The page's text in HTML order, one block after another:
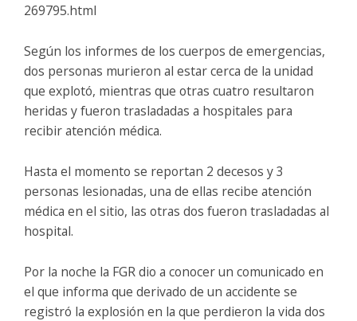
269795.html
Según los informes de los cuerpos de emergencias,
dos personas murieron al estar cerca de la unidad
que explotó, mientras que otras cuatro resultaron
heridas y fueron trasladadas a hospitales para
recibir atención médica.
Hasta el momento se reportan 2 decesos y 3
personas lesionadas, una de ellas recibe atención
médica en el sitio, las otras dos fueron trasladadas al
hospital.
Por la noche la FGR dio a conocer un comunicado en
el que informa que derivado de un accidente se
registró la explosión en la que perdieron la vida dos